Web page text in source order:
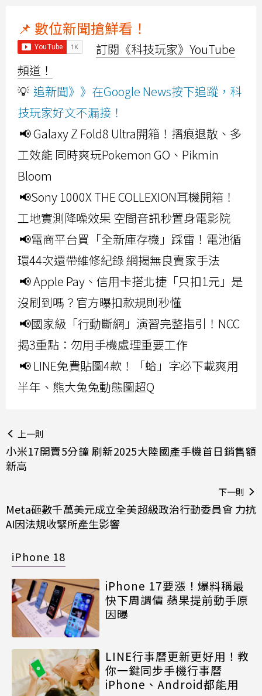
📌 數位新聞搶鮮看！
訂閱《科技玩家》YouTube
頻道！
💡 追新聞》》在Google News按下追蹤，科
技玩家好文不漏接！
📢 Galaxy Z Fold8 Ultra開箱！摺痕退散、多
工效能 同時爽玩Pokemon GO、Pikmin
Bloom
📢Sony 1000X THE COLLEXION耳機開箱！
工地實測降噪效果 空間音訊秒置身電影院
📢電商平台買「全新庫存機」踩雷！電池循
環44次還帶維修紀錄 網揭無良賣家手法
📢 Apple Pay、信用卡搭北捷「只扣1元」是
沒刷到嗎？官方曝扣款規則秒懂
📢國家級「行動斷網」演習完整指引！NCC
揭3重點：勿用手機處理重要工作
📢 LINE免費貼圖4款！「蛤」字必下載爽用
半年、熊大兔兔動態圖超Q
上一則
小米17開賣5分鐘 刷新2025大陸國產手機首日銷售額
新高
下一則
Meta砸數千萬美元成立全美超級政治行動委員會 力抗
AI因法規收緊所產生影響
iPhone 18
iPhone 17要漲！爆料稱最
快下周調價 蘋果提前動手原
因曝
LINE行事曆更新更好用！教
你一鍵同步手機行事曆
iPhone、Android都能用